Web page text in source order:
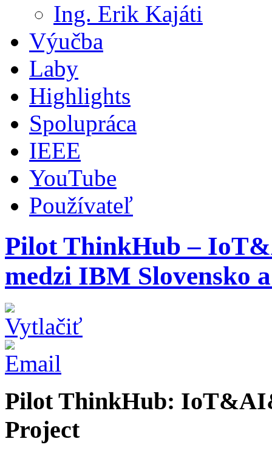
Ing. Erik Kajáti
Výučba
Laby
Highlights
Spolupráca
IEEE
YouTube
Používateľ
Pilot ThinkHub –
medzi IBM Slovensko
Pilot ThinkHub:
Project